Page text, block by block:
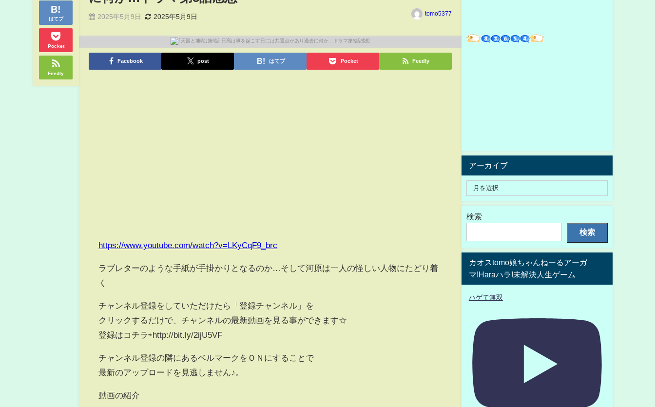
はてブ
Pocket
Feedly
2025年5月9日 2025年5月9日 tomo5377
Facebook post はてブ Pocket Feedly
https://www.youtube.com/watch?v=LKyCqF9_brc
ラブレターのような手紙が手掛かりとなるのか…そして河原は一人の怪しい人物にたどり着
く
チャンネル登録をしていただけたら「登録チャンネル」を
クリックするだけで、チャンネルの最新動画を見る事ができます☆
登録はコチラ⇨http://bit.ly/2ijU5VF
チャンネル登録の隣にあるベルマークをＯＮにすることで
最新のアップロードを見逃しません♪。
動画の紹介
アーカイブ
検索
検索
カオスtomo娘ちゃんねーるアーガ
マ!Haraハラ!未解決人生ゲーム
ハゲて無双